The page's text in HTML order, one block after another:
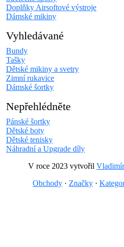
Doplňky Airsoftové výstroje
Dámské mikiny
Vyhledávané
Bundy
Tašky
Dětské mikiny a svetry
Zimní rukavice
Dámské šortky
Nepřehlédněte
Pánské šortky
Dětské boty
Dětské tenisky
Náhradní a Upgrade díly
V roce 2023 vytvořil
Obchody · Značky ·